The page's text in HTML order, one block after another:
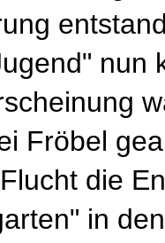
nun
Fröbel
die
in